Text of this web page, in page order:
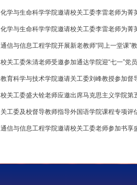
化学与生命科学学院邀请校关工委李雷老师为菁
化学与生命科学学院邀请校关工委李雷老师为菁
通信与信息工程学院开展新老教师“同上一堂课”
校关工委朱清老师受邀参加通达学院迎“七一”党
教育科学与技术学院邀请关工委刘峰教授参加督
校关工委盛大铨老师应邀出席马克思主义学院第
关工委及校督导教师指导外国语学院课程专项评
通信与信息工程学院邀请校关工委老师参加书享